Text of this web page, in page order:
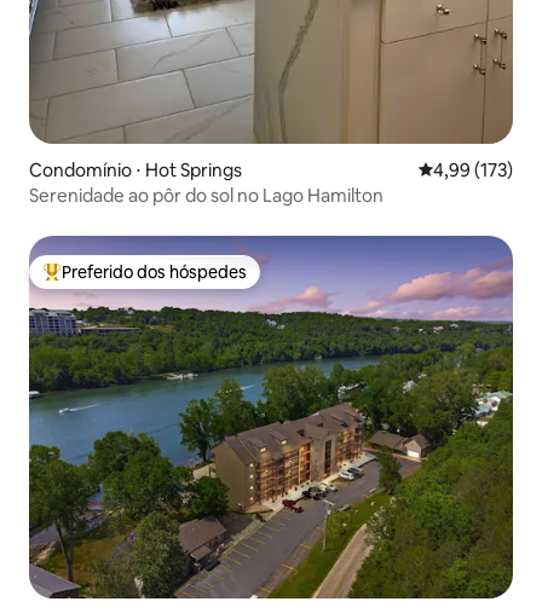
Condomínio ⋅ Hot Springs 4,99 de uma
4,99 (173)
Serenidade ao pôr do sol no Lago Hamilton
Entre os melhores preferidos dos hóspedes
Preferido dos hóspedes